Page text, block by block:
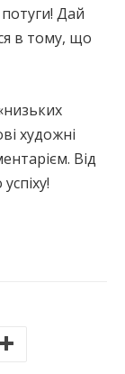
Дай
в тому, що
художні
Від